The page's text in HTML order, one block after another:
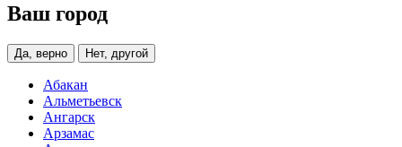
Ваш город
Да, верно Нет, другой
Абакан
Альметьевск
Ангарск
Арзамас